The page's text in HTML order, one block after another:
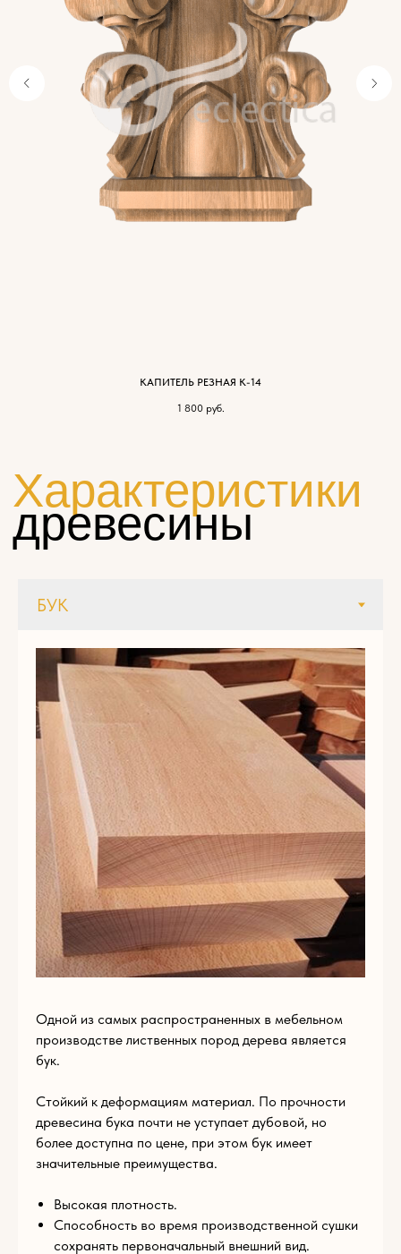
КАПИТЕЛЬ РЕЗНАЯ К-14
1 800 руб.
Характеристики
древесины
Одной из самых распространенных в мебельном
производстве лиственных пород дерева является
бук.
Стойкий к деформациям материал. По прочности
древесина бука почти не уступает дубовой, но
более доступна по цене, при этом бук имеет
значительные преимущества.
Высокая плотность.
Способность во время производственной сушки
сохранять первоначальный внешний вид.
Пишите нампо
любым
вопросам